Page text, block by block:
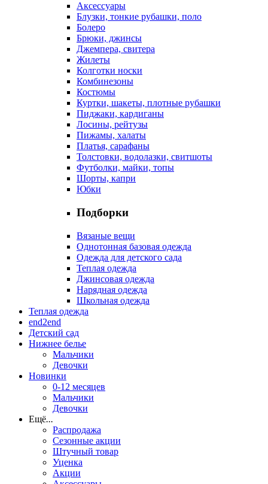
Аксессуары
Блузки, тонкие рубашки, поло
Болеро
Брюки, джинсы
Джемпера, свитера
Жилеты
Колготки носки
Комбинезоны
Костюмы
Куртки, шакеты, плотные рубашки
Пиджаки, кардиганы
Лосины, рейтузы
Пижамы, халаты
Платья, сарафаны
Толстовки, водолазки, свитшоты
Футболки, майки, топы
Шорты, капри
Юбки
Подборки
Вязаные вещи
Однотонная базовая одежда
Одежда для детского сада
Теплая одежда
Джинсовая одежда
Нарядная одежда
Школьная одежда
Теплая одежда
end2end
Детский сад
Нижнее белье
Мальчики
Девочки
Новинки
0-12 месяцев
Мальчики
Девочки
Ещё...
Распродажа
Сезонные акции
Штучный товар
Уценка
Акции